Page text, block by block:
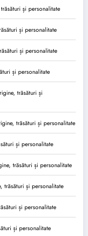
și personalitate
și personalitate
și personalitate
și personalitate
trăsături și
trăsături și personalitate
și personalitate
trăsături și personalitate
trăsături și personalitate
și personalitate
și personalitate